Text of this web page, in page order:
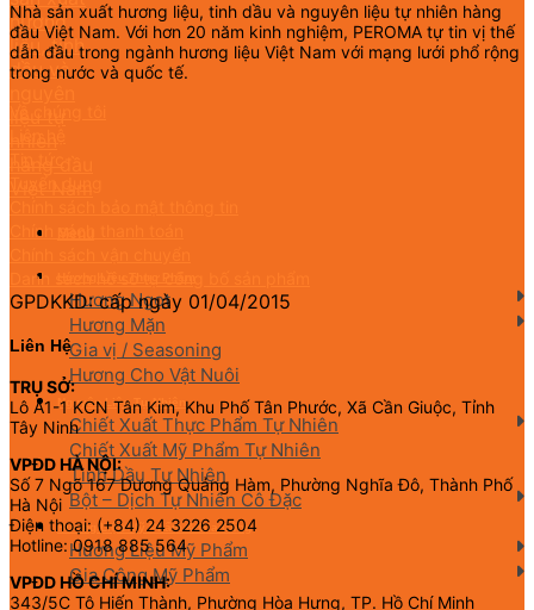
Hương Ngọt
Hương Mặn
Gia vị / Seasoning
Hương Cho Vật Nuôi
Nguyên Liệu Tự Nhiên
Chiết Xuất Thực Phẩm Tự Nhiên
Chiết Xuất Mỹ Phẩm Tự Nhiên
Tinh Dầu Tự Nhiên
Bột – Dịch Tự Nhiên Cô Đặc
Hương Liệu Mỹ Phẩm & Gia Công
Hương Liệu Mỹ Phẩm
Gia Công Mỹ Phẩm
Nhà sản xuất hương liệu, tinh dầu và nguyên liệu tự nhiên hàng
đầu Việt Nam. Với hơn 20 năm kinh nghiệm, PEROMA tự tin vị thế
dẫn đầu trong ngành hương liệu Việt Nam với mạng lưới phổ rộng
trong nước và quốc tế.
Chính sách thanh toán
Danh sách hồ sơ tự công bố sản phẩm
GPDKKD: cấp ngày 01/04/2015
Liên Hệ
TRỤ SỞ:
Lô A1-1 KCN Tân Kim, Khu Phố Tân Phước, Xã Cần Giuộc, Tỉnh
Tây Ninh
VPĐD HÀ NỘI:
Số 7 Ngõ 167 Dương Quảng Hàm, Phường Nghĩa Đô, Thành Phố
Hà Nội
Điện thoại: (+84) 24 3226 2504
Hotline: 0918 885 564
VPĐD HỒ CHÍ MINH:
343/5C Tô Hiến Thành, Phường Hòa Hưng, TP. Hồ Chí Minh